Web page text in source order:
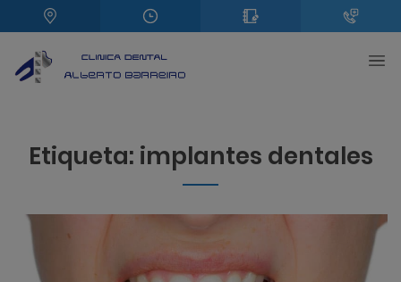
Etiqueta: implantes dentales